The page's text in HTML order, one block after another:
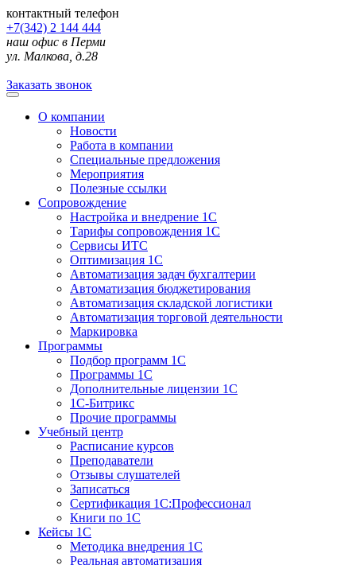
контактный телефон
+7(342) 2 144 444
наш офис в Перми
ул. Малкова, д.28
Заказать звонок
О компании
Новости
Работа в компании
Специальные предложения
Мероприятия
Полезные ссылки
Сопровождение
Настройка и внедрение 1С
Тарифы сопровождения 1С
Сервисы ИТС
Оптимизация 1С
Автоматизация задач бухгалтерии
Автоматизация бюджетирования
Автоматизация складской логистики
Автоматизация торговой деятельности
Маркировка
Программы
Подбор программ 1С
Программы 1С
Дополнительные лицензии 1С
1С-Битрикс
Прочие программы
Учебный центр
Расписание курсов
Преподаватели
Отзывы слушателей
Записаться
Сертификация 1С:Профессионал
Книги по 1С
Кейсы 1С
Методика внедрения 1С
Реальная автоматизация